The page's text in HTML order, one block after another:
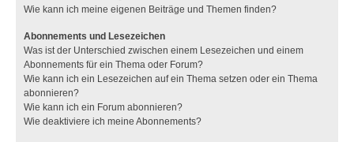
Wie kann ich meine eigenen Beiträge und Themen finden?
Abonnements und Lesezeichen
Was ist der Unterschied zwischen einem Lesezeichen und einem
Abonnements für ein Thema oder Forum?
Wie kann ich ein Lesezeichen auf ein Thema setzen oder ein Thema
abonnieren?
Wie kann ich ein Forum abonnieren?
Wie deaktiviere ich meine Abonnements?